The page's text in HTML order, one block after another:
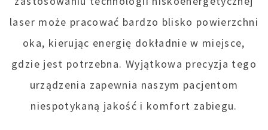
laser może pracować bardzo blisko powierzchni
oka, kierując energię dokładnie w miejsce,
gdzie jest potrzebna. Wyjątkowa precyzja tego
urządzenia zapewnia naszym pacjentom
niespotykaną jakość i komfort zabiegu.